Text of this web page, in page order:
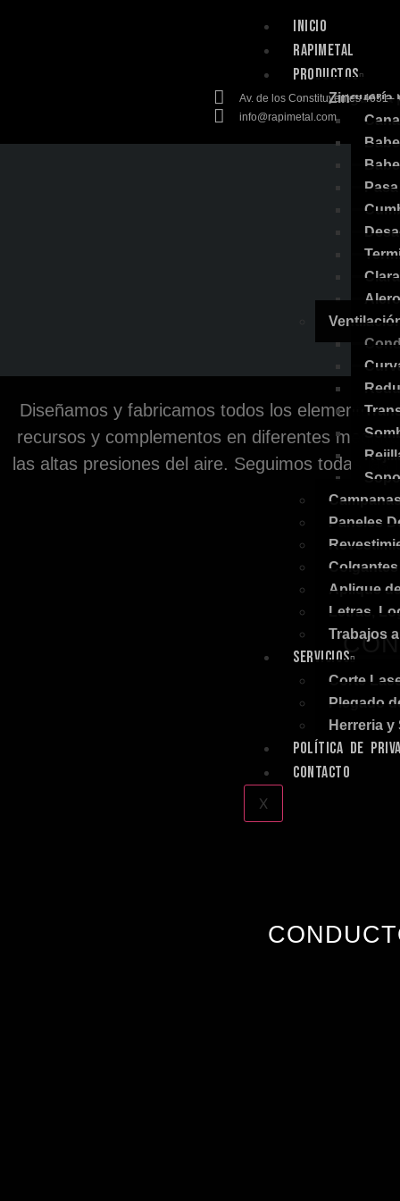
INICIO
RAPIMETAL
PRODUCTOS
Zinguería
Alero
Paneles
Aplique
Letras,
Trabajos
SERVICIOS
Corte
Plegado
Herreria
POLÍTICA DE
CONTACTO
X
Av. de los Constituyentes 4651 -
info@rapimetal.com
Diseñamos y fabricamos todos los elementos
recursos y complementos en diferentes
las altas presiones del aire. Seguimos todas